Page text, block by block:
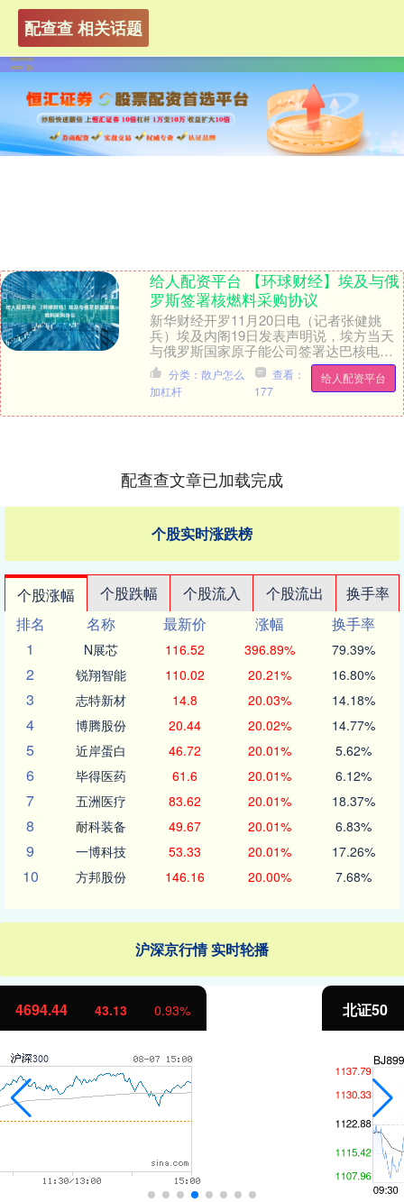
配查查 相关话题
给人配资平台 【环球财经】埃及与俄
罗斯签署核燃料采购协议
新华财经开罗11月20日电（记者张健姚
兵）埃及内阁19日发表声明说，埃方当天
与俄罗斯国家原子能公司签署达巴核电站
核燃料采购及全面合作协议。 根据声明，
采购协议将....
给人配资平台
分类：散户怎么
加杠杆
查看：
177
配查查文章已加载完成
个股实时涨跌榜
个股涨幅 个股跌幅 个股流入 个股流出
换手率
排名
名称 最新价 涨幅
换手率
1
N展芯 116.52 396.89% 79.39%
2 锐翔智能 110.02 20.21% 16.80%
3 志特新材 14.8 20.03% 14.18%
4 博腾股份 20.44 20.02% 14.77%
5 近岸蛋白 46.72 20.01% 5.62%
6 毕得医药 61.6 20.01% 6.12%
7 五洲医疗 83.62 20.01% 18.37%
8 耐科装备 49.67 20.01% 6.83%
9 一博科技 53.33 20.01% 17.26%
10 方邦股份 146.16 20.00% 7.68%
沪深京行情 实时轮播
北证50 1134.24